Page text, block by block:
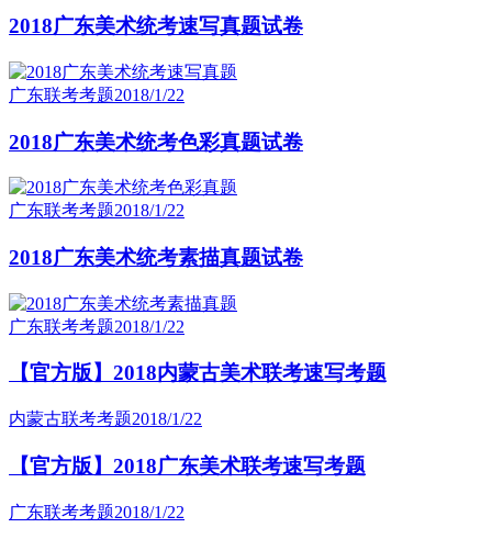
2018广东美术统考速写真题试卷
广东联考考题2018/1/22
2018广东美术统考色彩真题试卷
广东联考考题2018/1/22
2018广东美术统考素描真题试卷
广东联考考题2018/1/22
【官方版】2018内蒙古美术联考速写考题
内蒙古联考考题2018/1/22
【官方版】2018广东美术联考速写考题
广东联考考题2018/1/22